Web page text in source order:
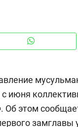
июня
Об этом
замглавы
150
ID